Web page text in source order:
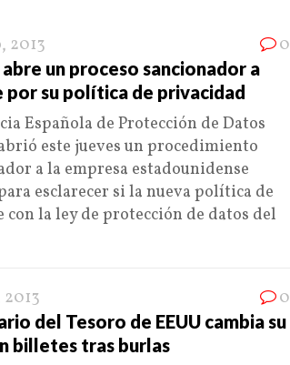
2013 0
abre un proceso sancionador a
por su política de privacidad
Española de Protección de Datos
este jueves un procedimiento
a la empresa estadounidense
esclarecer si la nueva política de
la ley de protección de datos del
2013 0
del Tesoro de EEUU cambia su
billetes tras burlas